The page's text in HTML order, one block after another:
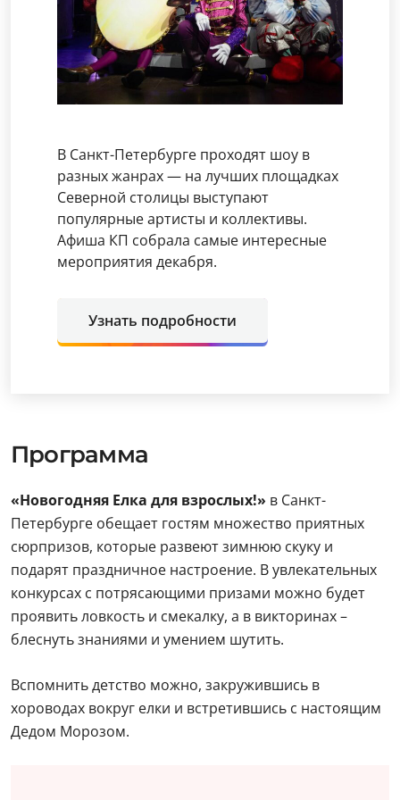
В Санкт-Петербурге проходят шоу в
разных жанрах — на лучших площадках
Северной столицы выступают
популярные артисты и коллективы.
Афиша КП собрала самые интересные
мероприятия декабря.
Узнать подробности
Программа
«Новогодняя Елка для взрослых!» в Санкт-
Петербурге обещает гостям множество приятных
сюрпризов, которые развеют зимнюю скуку и
подарят праздничное настроение. В увлекательных
конкурсах с потрясающими призами можно будет
проявить ловкость и смекалку, а в викторинах –
блеснуть знаниями и умением шутить.
Вспомнить детство можно, закружившись в
хороводах вокруг елки и встретившись с настоящим
Дедом Морозом.